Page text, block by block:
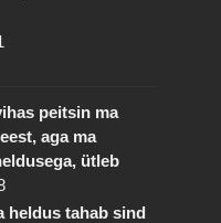
peitsin ma
aga ma
ütleb
heldus tahab sind